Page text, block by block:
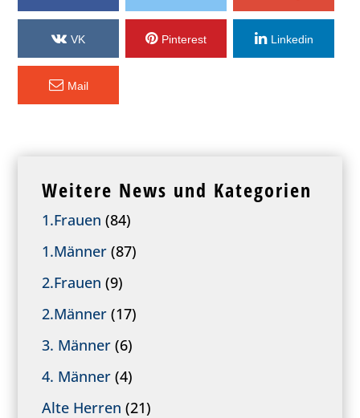
VK Pinterest Linkedin
Mail
Weitere News und Kategorien
1.Frauen (84)
1.Männer (87)
2.Frauen (9)
2.Männer (17)
3. Männer (6)
4. Männer (4)
Alte Herren (21)